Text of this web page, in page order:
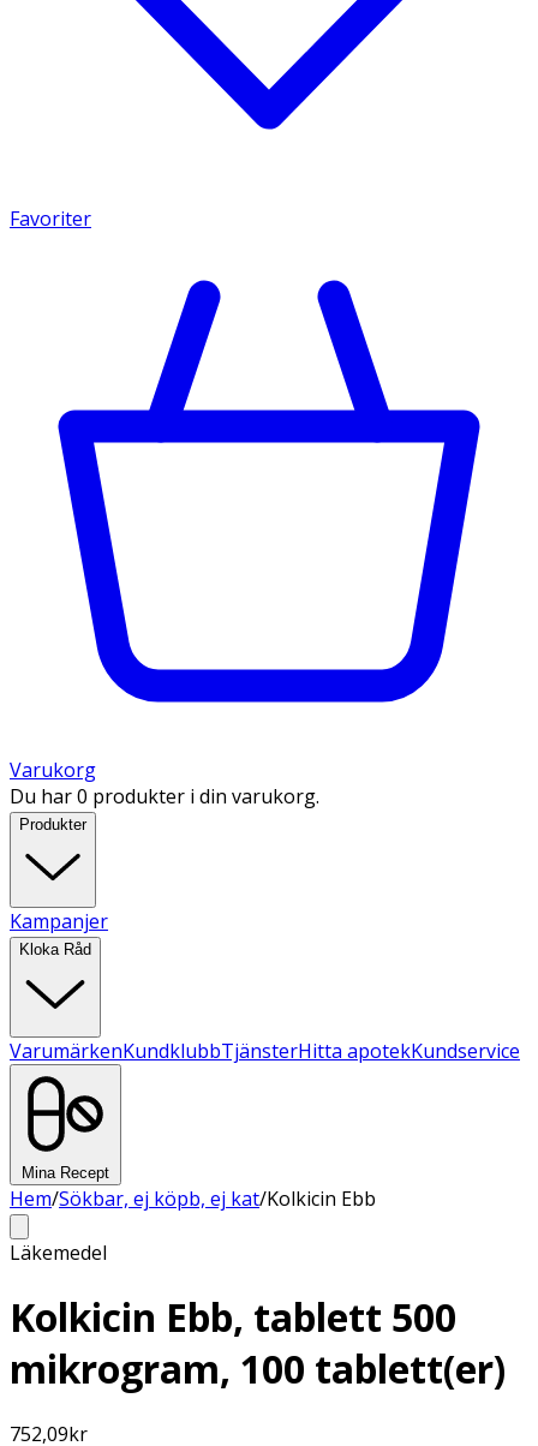
Favoriter
Varukorg
Du har 0 produkter i din varukorg.
Produkter
Kampanjer
Kloka Råd
VarumärkenKundklubbTjänsterHitta apotekKundservice
Mina Recept
Hem/Sökbar, ej köpb, ej kat/Kolkicin Ebb
Läkemedel
Kolkicin Ebb, tablett 500
mikrogram, 100 tablett(er)
752,09kr